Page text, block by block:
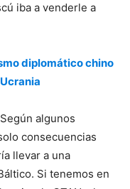
iba a venderle a
diplomático chino
algunos
consecuencias
llevar a una
Si tenemos en